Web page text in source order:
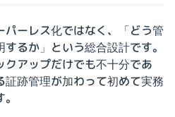
ーレス化ではなく、「どう管
るか」という総合設計です。
アップだけでも不十分であ
証跡管理が加わって初めて実務